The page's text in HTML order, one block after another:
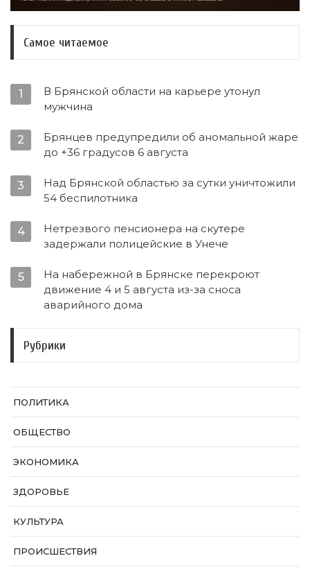
Самое читаемое
1
В Брянской области на карьере утонул
мужчина
2
Брянцев предупредили об аномальной жаре
до +36 градусов 6 августа
3
Над Брянской областью за сутки уничтожили
54 беспилотника
4
Нетрезвого пенсионера на скутере
задержали полицейские в Унече
5
На набережной в Брянске перекроют
движение 4 и 5 августа из-за сноса
аварийного дома
Рубрики
ПОЛИТИКА
ОБЩЕСТВО
ЭКОНОМИКА
ЗДОРОВЬЕ
КУЛЬТУРА
ПРОИСШЕСТВИЯ